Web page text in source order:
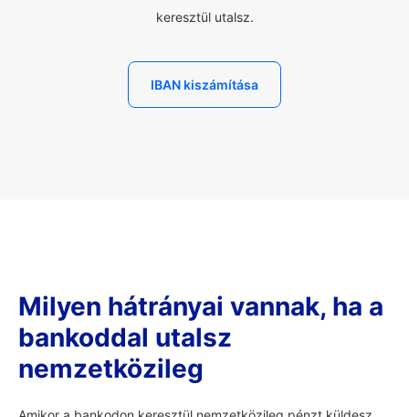
keresztül utalsz.
IBAN kiszámítása
Milyen hátrányai vannak, ha a
bankoddal utalsz
nemzetközileg